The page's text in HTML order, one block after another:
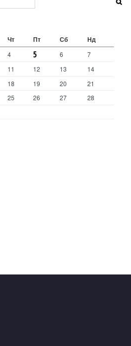
Чт Пт Сб Нд
4 5 6
7
11 12 13
14
18 19 20
21
25 26 27
28